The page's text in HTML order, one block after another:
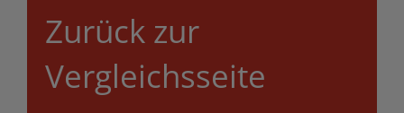
Zurück zur
Vergleichsseite